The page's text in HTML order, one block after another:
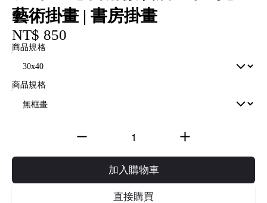
藝術掛畫 | 書房掛畫
NT$ 850
商品規格
商品規格
加入購物車
直接購買